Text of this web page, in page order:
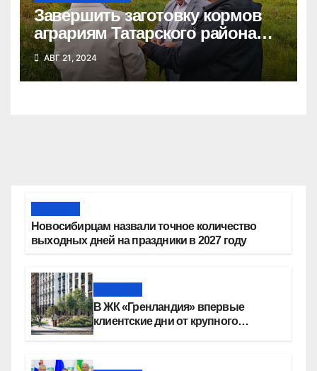
Завершить заготовку кормов
аграриям Татарского района
мешают дожди
АВГ 21, 2024
Новосибирцам назвали точное количество
выходных дней на праздники в 2027 году
В ЖК «Гренландия» впервые
клиентские дни от крупного